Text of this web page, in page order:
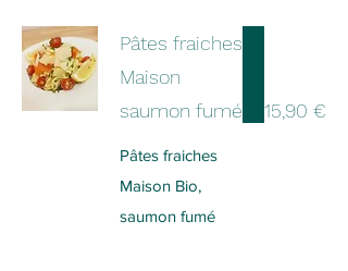
Pâtes fraiches
Maison
saumon fumé
Pâtes fraiches
Maison Bio,
saumon fumé
15,90 €